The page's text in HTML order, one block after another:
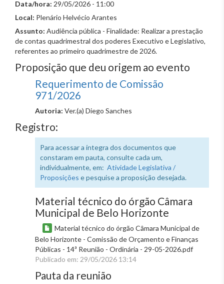
Data/hora: 29/05/2026 - 11:00
Local: Plenário Helvécio Arantes
Assunto: Audiência pública - Finalidade: Realizar a prestação
de contas quadrimestral dos poderes Executivo e Legislativo,
referentes ao primeiro quadrimestre de 2026.
Proposição que deu origem ao evento
Requerimento de Comissão
971/2026
Autoria: Ver.(a) Diego Sanches
Registro:
Para acessar a íntegra dos documentos que
constaram em pauta, consulte cada um,
individualmente, em: Atividade Legislativa /
Proposições e pesquise a proposição desejada.
Material técnico do órgão Câmara
Municipal de Belo Horizonte
Material técnico do órgão Câmara Municipal de
Belo Horizonte - Comissão de Orçamento e Finanças
Públicas - 14ª Reunião - Ordinária - 29-05-2026.pdf
Publicado em: 29/05/2026 13:14
Pauta da reunião